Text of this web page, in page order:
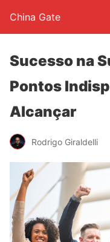
China Gate
Sucesso na
Pontos
Alcançar
Rodrigo Giraldelli